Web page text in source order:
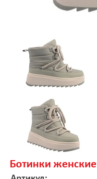
Ботинки женские